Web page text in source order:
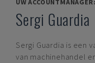
UW ACCOUNTMANAGER:
Sergi Guardia
Sergi Guardia is een
van machinehandel